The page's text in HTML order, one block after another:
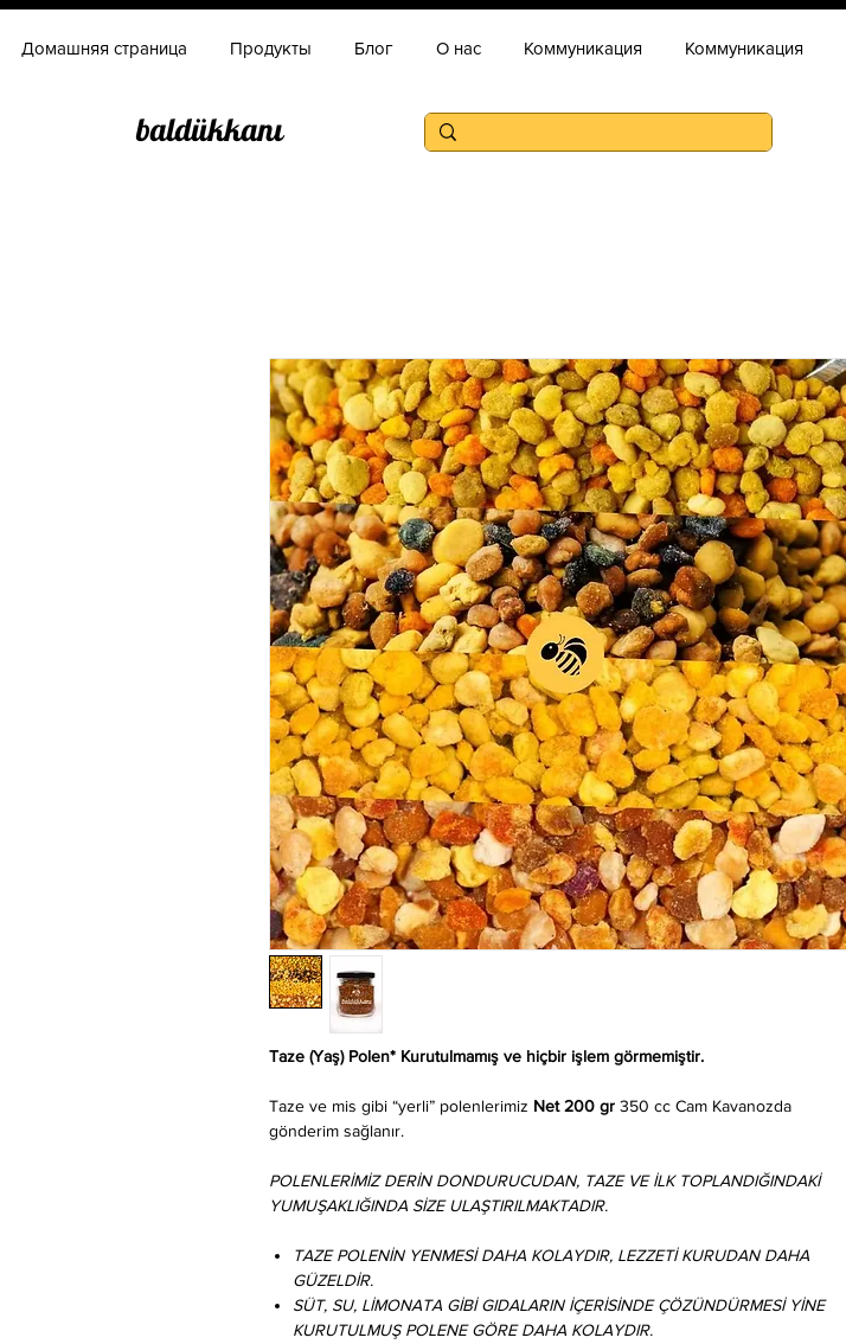
baldükkanı
Домашняя страница Продукты Блог О нас Коммуникация Коммуникация
Taze (Yaş) Polen* Kurutulmamış ve hiçbir işlem görmemiştir.
Taze ve mis gibi “yerli” polenlerimiz Net 200 gr 350 cc Cam Kavanozda
gönderim sağlanır.
POLENLERİMİZ DERİN DONDURUCUDAN, TAZE VE İLK TOPLANDIĞINDAKİ
YUMUŞAKLIĞINDA SİZE ULAŞTIRILMAKTADIR.
TAZE POLENİN YENMESİ DAHA KOLAYDIR, LEZZETİ KURUDAN DAHA
GÜZELDİR.
SÜT, SU, LİMONATA GİBİ GIDALARIN İÇERİSİNDE ÇÖZÜNDÜRMESİ YİNE
KURUTULMUŞ POLENE GÖRE DAHA KOLAYDIR.